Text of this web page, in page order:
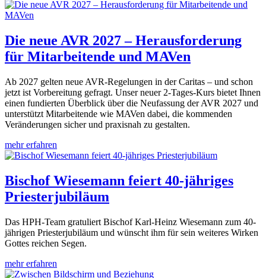
Die neue AVR 2027 – Herausforderung
für Mitarbeitende und MAVen
Ab 2027 gelten neue AVR-Regelungen in der Caritas – und schon
jetzt ist Vorbereitung gefragt. Unser neuer 2-Tages-Kurs bietet Ihnen
einen fundierten Überblick über die Neufassung der AVR 2027 und
unterstützt Mitarbeitende wie MAVen dabei, die kommenden
Veränderungen sicher und praxisnah zu gestalten.
mehr erfahren
Bischof Wiesemann feiert 40-jähriges
Priesterjubiläum
Das HPH-Team gratuliert Bischof Karl-Heinz Wiesemann zum 40-
jährigen Priesterjubiläum und wünscht ihm für sein weiteres Wirken
Gottes reichen Segen.
mehr erfahren